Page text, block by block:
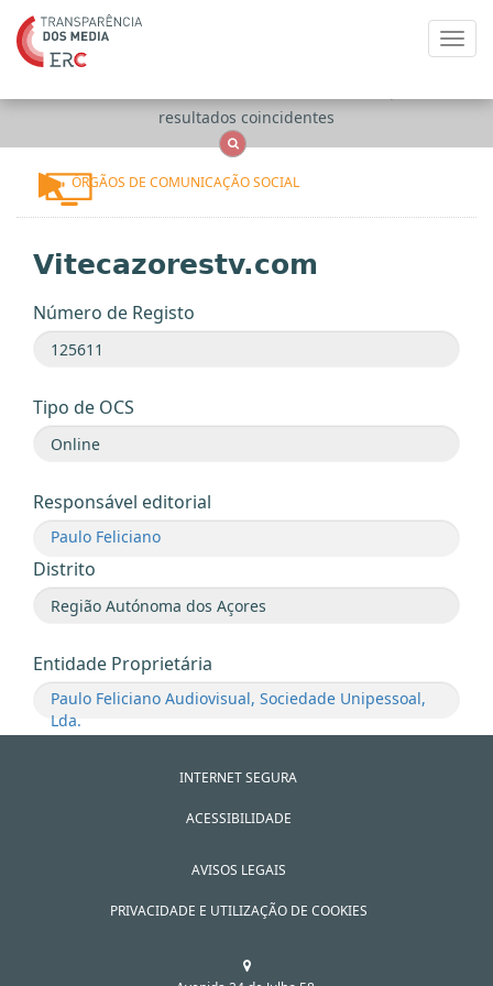
resultados coincidentes
ÓRGÃOS DE COMUNICAÇÃO SOCIAL
Vitecazorestv.com
Número de Registo
Tipo de OCS
Responsável editorial
Paulo Feliciano
Distrito
Entidade Proprietária
Paulo Feliciano Audiovisual, Sociedade Unipessoal,
Lda.
INTERNET SEGURA
ACESSIBILIDADE
AVISOS LEGAIS
PRIVACIDADE E UTILIZAÇÃO DE COOKIES